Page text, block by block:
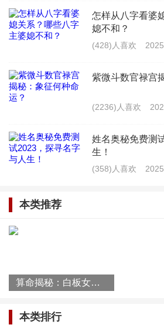
在现实生活中，有些人在选
误区，以下列举几种常见的误区
只看重楼层数字：有些人认
接相关，实际上楼层数字只是参
忽视居住环境：有些人在选
字，而忽视了居住环境的舒适度。
的楼层才能带来好运，而忽视了
以参考以下方法：
结合个人八字：根据个人火
怎样从八字看婆
媳不和？
(428)人喜欢
紫微斗数官禄宫
(2236)人喜欢
姓名奥秘免费测
生！
(358)人喜欢
本类推荐
算命揭秘：白板女人命运解析
本类排行